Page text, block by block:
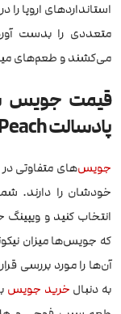
استانداردهای اروپا را
متعددی را بدست
می‌کشند و طعم‌های
قیمت جویس
پادسالت Podsalt Fuji Apple Peach
جویس‌های متفاوتی
خودشان را دارند.
انتخاب کنید و ویپینگ
که جویس‌ها میزان
آن‌ها را مورد بررسی
به دنبال خرید جویس